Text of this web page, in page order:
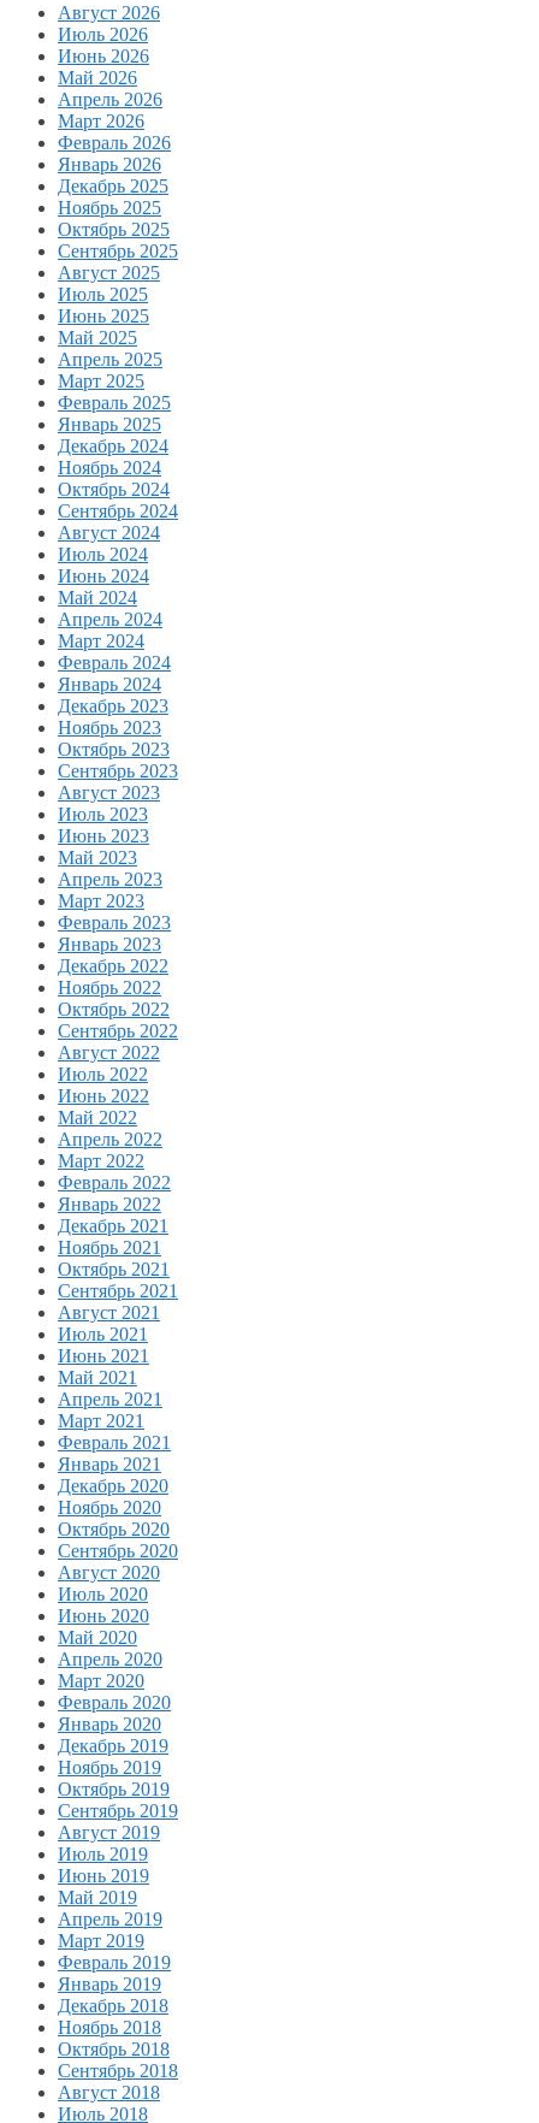
Август 2026
Июль 2026
Июнь 2026
Май 2026
Апрель 2026
Март 2026
Февраль 2026
Январь 2026
Декабрь 2025
Ноябрь 2025
Октябрь 2025
Сентябрь 2025
Август 2025
Июль 2025
Июнь 2025
Май 2025
Апрель 2025
Март 2025
Февраль 2025
Январь 2025
Декабрь 2024
Ноябрь 2024
Октябрь 2024
Сентябрь 2024
Август 2024
Июль 2024
Июнь 2024
Май 2024
Апрель 2024
Март 2024
Февраль 2024
Январь 2024
Декабрь 2023
Ноябрь 2023
Октябрь 2023
Сентябрь 2023
Август 2023
Июль 2023
Июнь 2023
Май 2023
Апрель 2023
Март 2023
Февраль 2023
Январь 2023
Декабрь 2022
Ноябрь 2022
Октябрь 2022
Сентябрь 2022
Август 2022
Июль 2022
Июнь 2022
Май 2022
Апрель 2022
Март 2022
Февраль 2022
Январь 2022
Декабрь 2021
Ноябрь 2021
Октябрь 2021
Сентябрь 2021
Август 2021
Июль 2021
Июнь 2021
Май 2021
Апрель 2021
Март 2021
Февраль 2021
Январь 2021
Декабрь 2020
Ноябрь 2020
Октябрь 2020
Сентябрь 2020
Август 2020
Июль 2020
Июнь 2020
Май 2020
Апрель 2020
Март 2020
Февраль 2020
Январь 2020
Декабрь 2019
Ноябрь 2019
Октябрь 2019
Сентябрь 2019
Август 2019
Июль 2019
Июнь 2019
Май 2019
Апрель 2019
Март 2019
Февраль 2019
Январь 2019
Декабрь 2018
Ноябрь 2018
Октябрь 2018
Сентябрь 2018
Август 2018
Июль 2018